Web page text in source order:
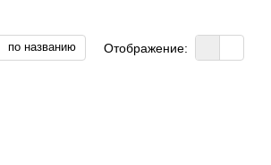
по названию Отображение: